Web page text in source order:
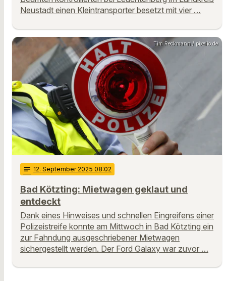
Neustadt einen Kleintransporter besetzt mit vier …
Tim Reckmann / pixelio.de
notes 12. September 2025 08:02
Bad Kötzting: Mietwagen geklaut und
entdeckt
Dank eines Hinweises und schnellen Eingreifens einer
Polizeistreife konnte am Mittwoch in Bad Kötzting ein
zur Fahndung ausgeschriebener Mietwagen
sichergestellt werden. Der Ford Galaxy war zuvor …